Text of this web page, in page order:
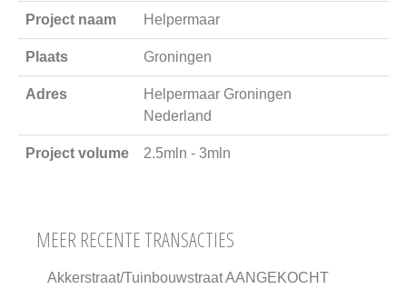
Project naam Helpermaar
Plaats Groningen
Adres
Helpermaar Groningen
Nederland
Project volume 2.5mln - 3mln
MEER RECENTE TRANSACTIES
Akkerstraat/Tuinbouwstraat AANGEKOCHT